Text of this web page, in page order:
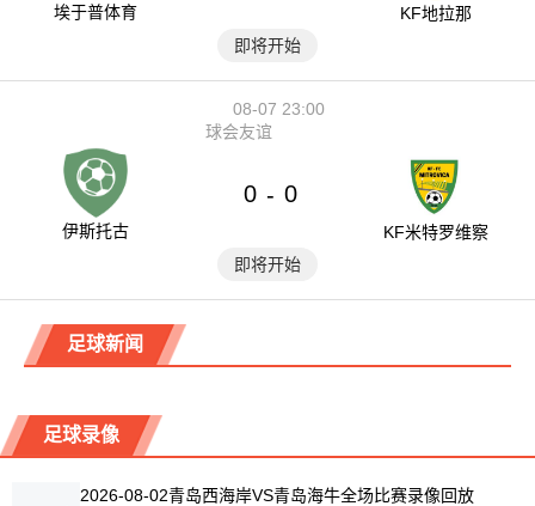
埃于普体育
KF地拉那
即将开始
08-07 23:00
球会友谊
伊斯托古
0 - 0
KF米特罗维察
即将开始
足球新闻
足球录像
2026-08-02青岛西海岸VS青岛海牛全场比赛录像回放